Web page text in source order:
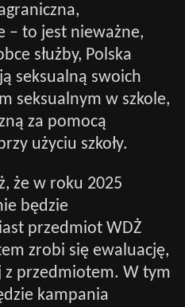
– to jest nieważne,
służby, Polska
seksualną swoich
seksualnym w szkole,
za pomocą
użyciu szkoły.
że w roku 2025
będzie
przedmiot WDŻ
zrobi się ewaluację,
z przedmiotem. W tym
kampania